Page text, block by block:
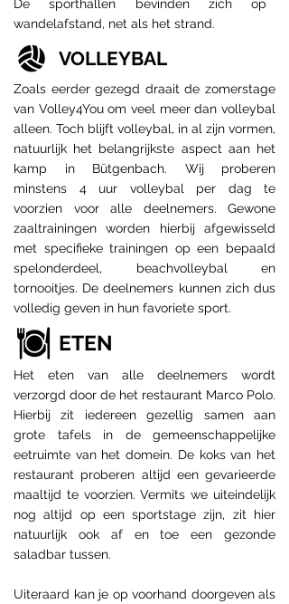
De sporthallen bevinden zich op
wandelafstand, net als het strand.
VOLLEYBAL
Zoals eerder gezegd draait de zomerstage
van Volley4You om veel meer dan volleybal
alleen. Toch blijft volleybal, in al zijn vormen,
natuurlijk het belangrijkste aspect aan het
kamp in Bütgenbach. Wij proberen
minstens 4 uur volleybal per dag te
voorzien voor alle deelnemers. Gewone
zaaltrainingen worden hierbij afgewisseld
met specifieke trainingen op een bepaald
spelonderdeel, beachvolleybal en
tornooitjes. De deelnemers kunnen zich dus
volledig geven in hun favoriete sport.
ETEN
Het eten van alle deelnemers wordt
verzorgd door de het restaurant Marco Polo.
Hierbij zit iedereen gezellig samen aan
grote tafels in de gemeenschappelijke
eetruimte van het domein. De koks van het
restaurant proberen altijd een gevarieerde
maaltijd te voorzien. Vermits we uiteindelijk
nog altijd op een sportstage zijn, zit hier
natuurlijk ook af en toe een gezonde
saladbar tussen.
Uiteraard kan je op voorhand doorgeven als